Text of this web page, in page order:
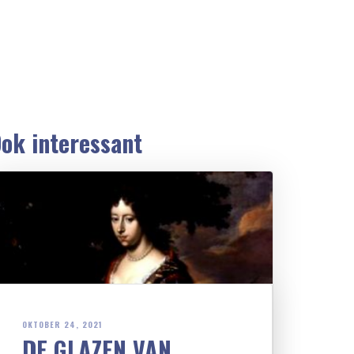
interessant
OKTOBER 24, 2021